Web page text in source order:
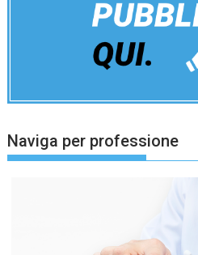
Naviga per professione